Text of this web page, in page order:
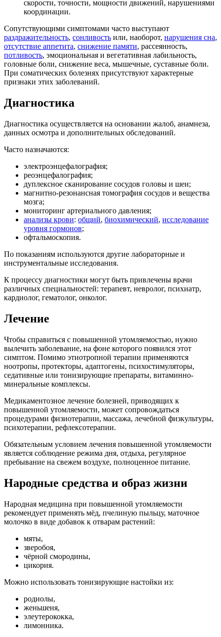
скорости, точности, мощности движений, нарушениями
координации.
Сопутствующими симптомами часто выступают
раздражительность, сонливость или, наоборот, нарушения сна,
отсутствие аппетита, снижение памяти, рассеянность,
потливость, эмоциональная и вегетативная лабильность,
головные боли, снижение веса, мышечные, суставные боли.
При соматических болезнях присутствуют характерные
признаки этих заболеваний.
Диагностика
Диагностика осуществляется на основании жалоб, анамнеза,
данных осмотра и дополнительных обследований.
Часто назначаются:
электроэнцефалография;
реоэнцефалография;
дуплексное сканирование сосудов головы и шеи;
магнитно-резонансная томография сосудов и вещества
мозга;
мониторинг артериального давления;
анализы крови: общий, биохимический, исследование
уровня гормонов;
офтальмоскопия.
По показаниям используются другие лабораторные и
инструментальные исследования.
К процессу диагностики могут быть привлечены врачи
различных специальностей: терапевт, невролог, психиатр,
кардиолог, гематолог, онколог.
Лечение
Чтобы справиться с повышенной утомляемостью, нужно
вылечить заболевание, на фоне которого появился этот
симптом. Помимо этиотропной терапии применяются
ноотропы, протекторы, адаптогены, психостимуляторы,
седативные или тонизирующие препараты, витаминно-
минеральные комплексы.
Медикаментозное лечение болезней, приводящих к
повышенной утомляемости, может сопровождаться
процедурами физиотерапии, массажа, лечебной физкультуры,
психотерапии, рефлексотерапии.
Обязательным условием лечения повышенной утомляемости
является соблюдение режима дня, отдыха, регулярное
пребывание на свежем воздухе, полноценное питание.
Народные средства и образ жизни
Народная медицина при повышенной утомляемости
рекомендует применять мёд, пчелиную пыльцу, маточное
молочко в виде добавок к отварам растений:
мяты,
зверобоя,
чёрной смородины,
цикория.
Можно использовать тонизирующие настойки из:
родиолы,
женьшеня,
элеутерококка,
лимонника.